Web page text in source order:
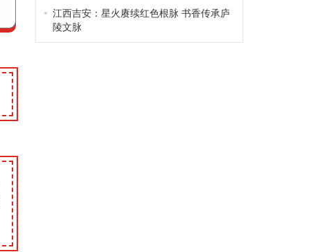
江西吉安：星火赓续红色根脉 书香传承庐
陵文脉